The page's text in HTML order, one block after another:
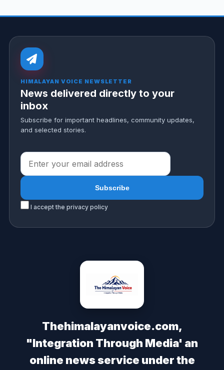
HIMALAYAN VOICE NEWSLETTER
News delivered directly to your
inbox
Subscribe for important headlines, community updates,
and selected stories.
I accept the privacy policy
Thehimalayanvoice.com,
"Integration Through Media' an
online news service under the